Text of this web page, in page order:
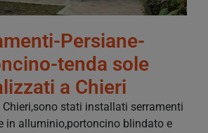
Persiane-
tenda sole
a Chieri
Chieri,sono stati installati serramenti
in alluminio,portoncino blindato e